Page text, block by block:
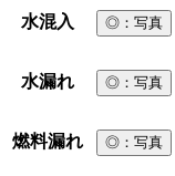
水混入 ◎ ：写真
水漏れ ◎ ：写真
燃料漏れ ◎ ：写真